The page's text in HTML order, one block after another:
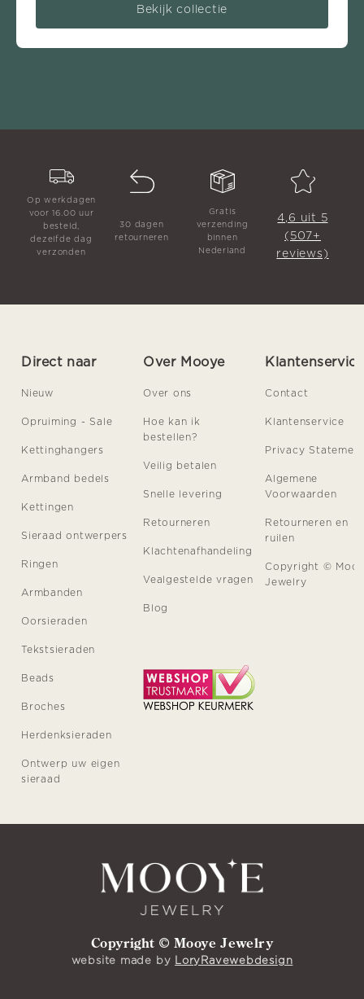
Bekijk collectie
Op werkdagen
voor 16.00 uur
besteld,
dezelfde dag
verzonden
30 dagen
retourneren
Gratis
verzending
binnen
Nederland
4,6 uit 5
(507+
reviews)
Direct naar
Nieuw
Opruiming - Sale
Kettinghangers
Armband bedels
Kettingen
Sieraad ontwerpers
Ringen
Armbanden
Oorsieraden
Tekstsieraden
Beads
Broches
Herdenksieraden
Ontwerp uw eigen
sieraad
Over Mooye
Over ons
Hoe kan ik
bestellen?
Veilig betalen
Snelle levering
Retourneren
Klachtenafhandeling
Vealgestelde vragen
Blog
Klantenservice
Contact
Klantenservice
Privacy
Algemene
Voorwaarden
Retourneren en
ruilen
Copyright ©
Jewelry
Copyright © Mooye Jewelry
website made by LoryRavewebdesign